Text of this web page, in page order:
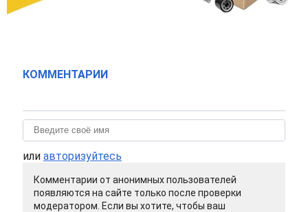
КОММЕНТАРИИ
или авторизуйтесь
Комментарии от анонимных пользователей
появляются на сайте только после проверки
модератором. Если вы хотите, чтобы ваш